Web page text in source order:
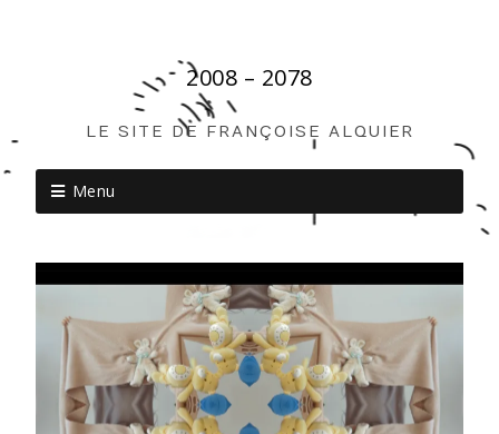
2008 – 2078
LE SITE DE FRANÇOISE ALQUIER
Menu